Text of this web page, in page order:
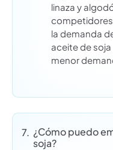
linaza y
competidores
la demanda
aceite de
menor
7. ¿Cómo puedo
soja?